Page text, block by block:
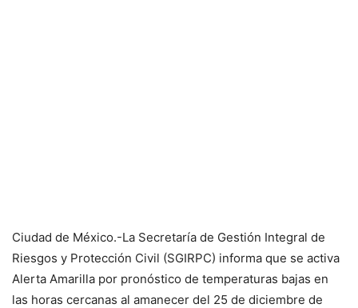
Ciudad de México.-La Secretaría de Gestión Integral de
Riesgos y Protección Civil (SGIRPC) informa que se activa
Alerta Amarilla por pronóstico de temperaturas bajas en
las horas cercanas al amanecer del 25 de diciembre de